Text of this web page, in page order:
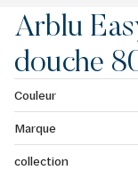
Arblu
douche
Couleur
Marque
collection